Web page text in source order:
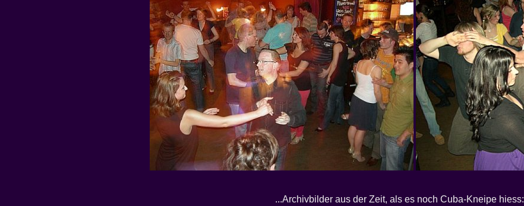
...Archivbilder aus der Zeit, als es noch Cuba-Kneipe hiess: